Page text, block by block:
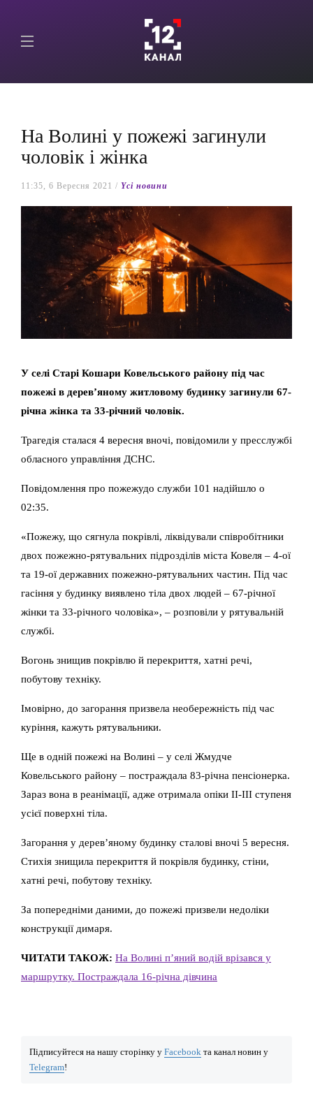
На Волині у пожежі загинули
чоловік і жінка
11:35, 6 Вересня 2021 / Yсі новини
У селі Старі Кошари Ковельського району під час
пожежі в дерев’яному житловому будинку загинули 67-
річна жінка та 33-річний чоловік.
Трагедія сталася 4 вересня вночі, повідомили у пресслужбі
обласного управління ДСНС.
Повідомлення про пожежудо служби 101 надійшло о
02:35.
«Пожежу, що сягнула покрівлі, ліквідували співробітники
двох пожежно-рятувальних підрозділів міста Ковеля – 4-ої
та 19-ої державних пожежно-рятувальних частин. Під час
гасіння у будинку виявлено тіла двох людей – 67-річної
жінки та 33-річного чоловіка», – розповіли у рятувальній
службі.
Вогонь знищив покрівлю й перекриття, хатні речі,
побутову техніку.
Імовірно, до загорання призвела необережність під час
куріння, кажуть рятувальники.
Ще в одній пожежі на Волині – у селі Жмудче
Ковельського району – постраждала 83-річна пенсіонерка.
Зараз вона в реанімації, адже отримала опіки ІІ-ІІІ ступеня
усієї поверхні тіла.
Загорання у дерев’яному будинку сталові вночі 5 вересня.
Стихія знищила перекриття й покрівля будинку, стіни,
хатні речі, побутову техніку.
За попередніми даними, до пожежі призвели недоліки
конструкції димаря.
ЧИТАТИ ТАКОЖ: На Волині п’яний водій врізався у
маршрутку. Постраждала 16-річна дівчина
Підписуйтеся на нашу сторінку у Facebook та канал новин у
Telegram!